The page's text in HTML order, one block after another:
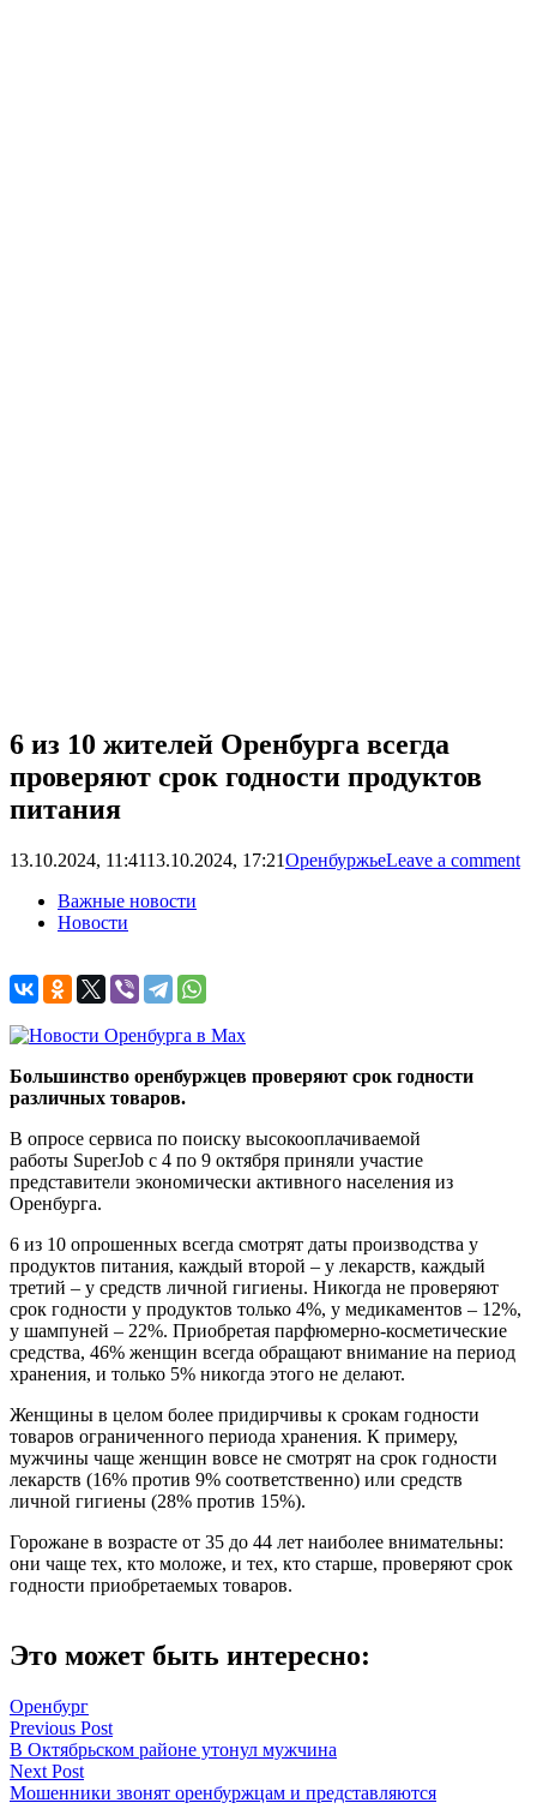
6 из 10 жителей Оренбурга всегда
проверяют срок годности продуктов
питания
13.10.2024, 11:4113.10.2024, 17:21ОренбуржьеLeave a comment
Важные новости
Новости
Большинство оренбуржцев проверяют срок годности
различных товаров.
В опросе сервиса по поиску высокооплачиваемой
работы SuperJob с 4 по 9 октября приняли участие
представители экономически активного населения из
Оренбурга.
6 из 10 опрошенных всегда смотрят даты производства у
продуктов питания, каждый второй – у лекарств, каждый
третий – у средств личной гигиены. Никогда не проверяют
срок годности у продуктов только 4%, у медикаментов – 12%,
у шампуней – 22%. Приобретая парфюмерно-косметические
средства, 46% женщин всегда обращают внимание на период
хранения, и только 5% никогда этого не делают.
Женщины в целом более придирчивы к срокам годности
товаров ограниченного периода хранения. К примеру,
мужчины чаще женщин вовсе не смотрят на срок годности
лекарств (16% против 9% соответственно) или средств
личной гигиены (28% против 15%).
Горожане в возрасте от 35 до 44 лет наиболее внимательны:
они чаще тех, кто моложе, и тех, кто старше, проверяют срок
годности приобретаемых товаров.
Это может быть интересно:
Оренбург
Навигация
по
записям
Previous Post
В Октябрьском районе утонул мужчина
Next Post
Мошенники звонят оренбуржцам и представляются